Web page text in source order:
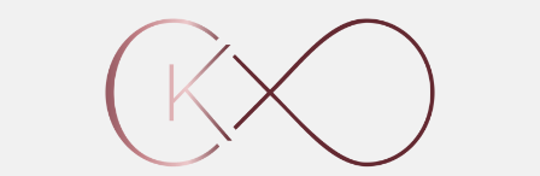
aantal